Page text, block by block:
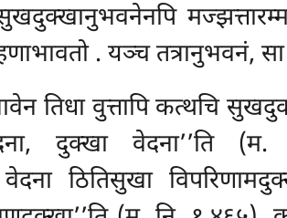
सुखदुक्खानुभवनेनपि
. यञ्च तत्रानुभवनं,
वुत्तापि कत्थचि
दुक्खा वेदना’’ति
ठितिसुखा